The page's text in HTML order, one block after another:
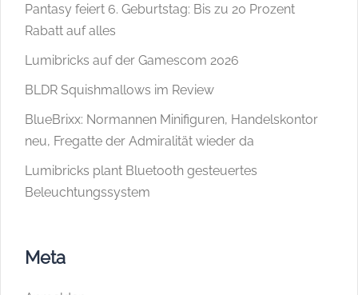
Pantasy feiert 6. Geburtstag: Bis zu 20 Prozent
Rabatt auf alles
Lumibricks auf der Gamescom 2026
BLDR Squishmallows im Review
BlueBrixx: Normannen Minifiguren, Handelskontor
neu, Fregatte der Admiralität wieder da
Lumibricks plant Bluetooth gesteuertes
Beleuchtungssystem
Meta